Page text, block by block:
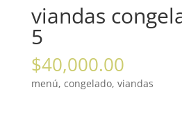
viandas
5
$40,000.00
menú, congelado, viandas